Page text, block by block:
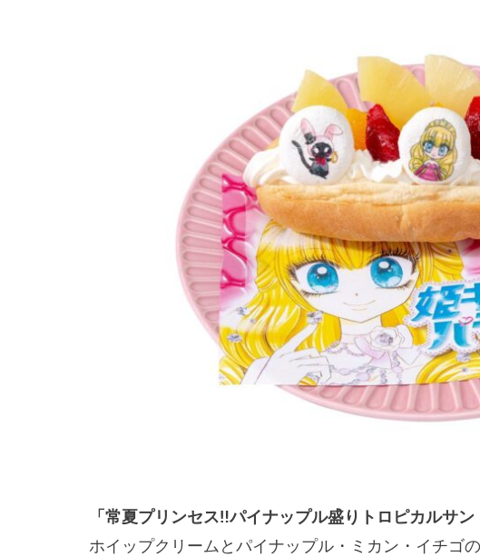
「常夏プリンセス‼パイナップル盛りトロピカルサ
ホイップクリームとパイナップル・ミカン・イチゴ